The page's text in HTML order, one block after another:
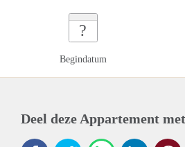
?
Begindatum
Deel deze Appartement